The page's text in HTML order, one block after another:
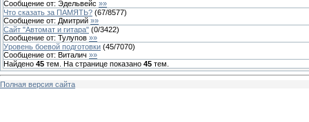
Сообщение от: Эдельвейс »»
Что сказать за ПАМЯТЬ? (67/8577)
Сообщение от: Дмитрий »»
Сайт "Автомат и гитара" (0/3422)
Сообщение от: Тулупов »»
Уровень боевой подготовки (45/7070)
Сообщение от: Виталич »»
Найдено 45 тем. На странице показано 45 тем.
Полная версия сайта